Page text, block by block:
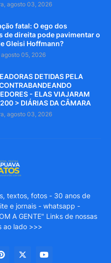
agosto 03, 2026
fatal: O ego dos
de direita pode pavimentar o
Gleisi Hoffmann?
05, 2026
DETIDAS PELA
- ELAS VIAJARAM
> DIÁRIAS DA CÂMARA
agosto 03, 2026
textos, fotos - 30 anos de
e jornais - whatsapp -
A GENTE" Links de nossas
ao lado >>>